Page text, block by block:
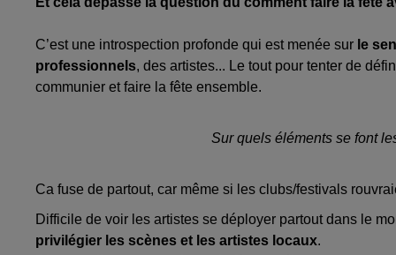
C’est une introspection profonde qui est menée sur le
professionnels, des artistes... Le tout pour tenter de
communier et faire la fête ensemble.
Sur quels éléments se font
Ca fuse de partout, car même si les clubs/festivals
Difficile de voir les artistes se déployer partout dans le
privilégier les scènes et les artistes locaux.